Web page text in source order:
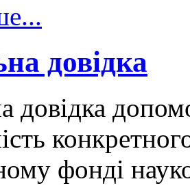
довідка
довідка
фонді